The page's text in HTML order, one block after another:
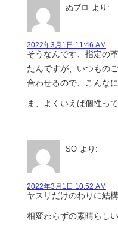
ぬブロ より:
2022年3月1日 11:46 AM
そうなんです、指定の
たんですが、いつもの
合わせるので、こんな
ま、よくいえば個性っ
SO より:
2022年3月1日 10:52 AM
ヤスリだけのわりに結
相変わらずの素晴らし